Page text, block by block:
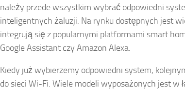
należy przede wszystkim wybrać odpowiedni
inteligentnych żaluzji. Na rynku dostępnych jest
integrują się z popularnymi platformami smart
Google Assistant czy Amazon Alexa.
Kiedy już wybierzemy odpowiedni system,
do sieci Wi-Fi. Wiele modeli wyposażonych jest w